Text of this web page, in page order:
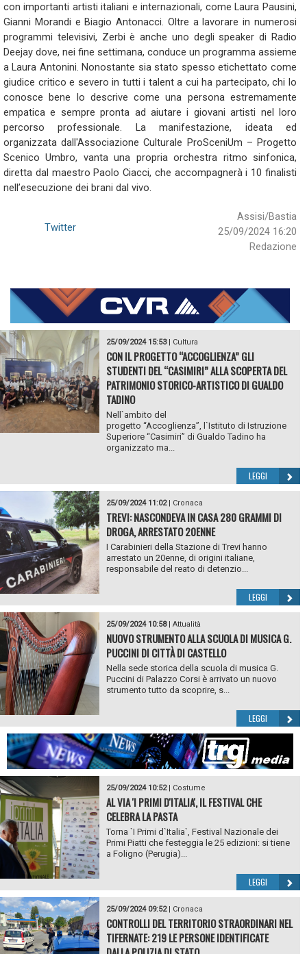
con importanti artisti italiani e internazionali, come Laura Pausini,
Gianni Morandi e Biagio Antonacci. Oltre a lavorare in numerosi
programmi televisivi, Zerbi è anche uno degli speaker di Radio
Deejay dove, nei fine settimana, conduce un programma assieme
a Laura Antonini. Nonostante sia stato spesso etichettato come
giudice critico e severo in tutti i talent a cui ha partecipato, chi lo
conosce bene lo descrive come una persona estremamente
empatica e sempre pronta ad aiutare i giovani artisti nel loro
percorso professionale. La manifestazione, ideata ed
organizzata dall'Associazione Culturale ProSceniUm – Progetto
Scenico Umbro, vanta una propria orchestra ritmo sinfonica,
diretta dal maestro Paolo Ciacci, che accompagnerà i 10 finalisti
nell’esecuzione dei brani dal vivo.
Assisi/Bastia
25/09/2024 16:20
Redazione
Twitter
25/09/2024 15:53| Cultura
CON IL PROGETTO “ACCOGLIENZA” GLI
STUDENTI DEL “CASIMIRI” ALLA SCOPERTA DEL
PATRIMONIO STORICO-ARTISTICO DI GUALDO
TADINO
Nell`ambito del
progetto “Accoglienza”, l`Istituto di Istruzione
Superiore “Casimiri” di Gualdo Tadino ha
organizzato ma...
LEGGI
25/09/2024 11:02| Cronaca
TREVI: NASCONDEVA IN CASA 280 GRAMMI DI
DROGA, ARRESTATO 20ENNE
I Carabinieri della Stazione di Trevi hanno
arrestato un 20enne, di origini italiane,
responsabile del reato di detenzio...
LEGGI
25/09/2024 10:58| Attualità
NUOVO STRUMENTO ALLA SCUOLA DI MUSICA G.
PUCCINI DI CITTÀ DI CASTELLO
Nella sede storica della scuola di musica G.
Puccini di Palazzo Corsi è arrivato un nuovo
strumento tutto da scoprire, s...
LEGGI
25/09/2024 10:52| Costume
AL VIA 'I PRIMI D'ITALIA', IL FESTIVAL CHE
CELEBRA LA PASTA
Torna `I Primi d`Italia`, Festival Nazionale dei
Primi Piatti che festeggia le 25 edizioni: si tiene
a Foligno (Perugia)...
LEGGI
25/09/2024 09:52| Cronaca
CONTROLLI DEL TERRITORIO STRAORDINARI NEL
TIFERNATE: 219 LE PERSONE IDENTIFICATE